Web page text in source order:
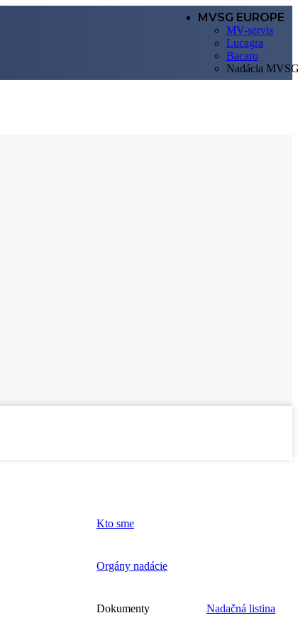
MVSG EUROPE
MV-servis
Lucagra
Bacaro
Nadácia
Kto sme
Orgány nadácie
Dokumenty Nadačná listina